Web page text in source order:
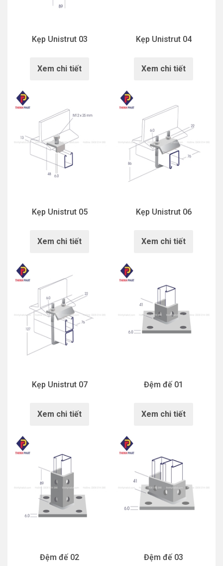
Kẹp Unistrut 03
Xem chi tiết
Kẹp Unistrut 04
Xem chi tiết
Kẹp Unistrut 05
Xem chi tiết
Kẹp Unistrut 06
Xem chi tiết
Kẹp Unistrut 07
Xem chi tiết
Đệm đế 01
Xem chi tiết
Đệm đế 02 Đệm đế 03